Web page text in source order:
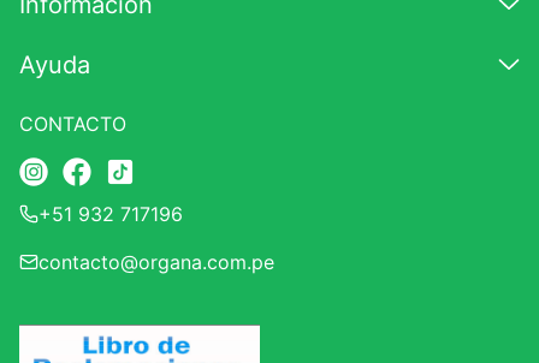
Ayuda
CONTACTO
+51 932 717196
contacto@organa.com.pe